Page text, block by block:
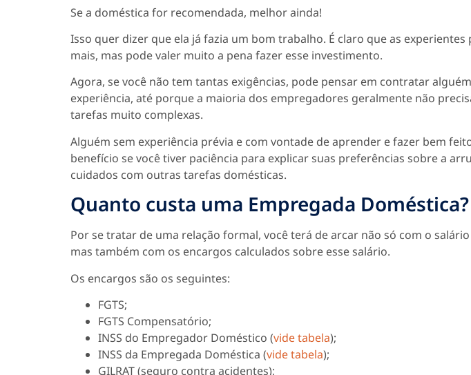
Se a doméstica for recomendada, melhor ainda!
Isso quer dizer que ela já fazia um bom trabalho. É claro que as
mais, mas pode valer muito a pena fazer esse investimento.
Agora, se você não tem tantas exigências, pode pensar em contratar
experiência, até porque a maioria dos empregadores geralmente não
tarefas muito complexas.
Alguém sem experiência prévia e com vontade de aprender e fazer bem
benefício se você tiver paciência para explicar suas preferências sobre a
cuidados com outras tarefas domésticas.
Quanto custa uma Empregada Doméstica?
Por se tratar de uma relação formal, você terá de arcar não só com o
mas também com os encargos calculados sobre esse salário.
Os encargos são os seguintes:
FGTS;
FGTS Compensatório;
INSS do Empregador Doméstico (vide tabela);
INSS da Empregada Doméstica (vide tabela);
GILRAT (seguro contra acidentes);